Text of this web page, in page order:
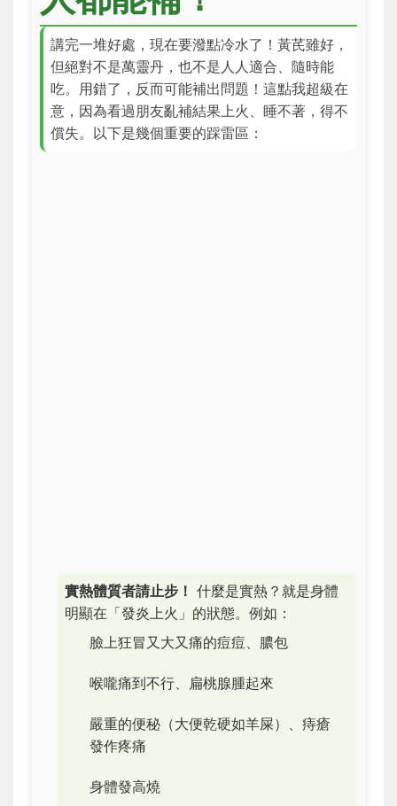
講完一堆好處，現在要潑點冷水了！黃芪雖好，
但絕對不是萬靈丹，也不是人人適合、隨時能
吃。用錯了，反而可能補出問題！這點我超級在
意，因為看過朋友亂補結果上火、睡不著，得不
償失。以下是幾個重要的踩雷區：
實熱體質者請止步！ 什麼是實熱？就是身體
明顯在「發炎上火」的狀態。例如：
臉上狂冒又大又痛的痘痘、膿包
喉嚨痛到不行、扁桃腺腫起來
嚴重的便秘（大便乾硬如羊屎）、痔瘡
發作疼痛
身體發高燒